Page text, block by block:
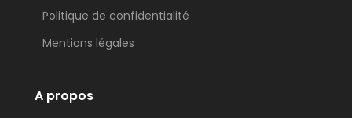
Politique de confidentialité
Mentions légales
A propos